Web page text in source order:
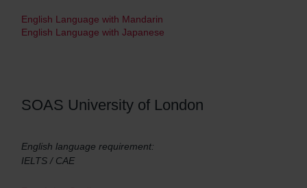
English Language with Mandarin
English Language with Japanese
SOAS University of London
English language requirement:
IELTS / CAE